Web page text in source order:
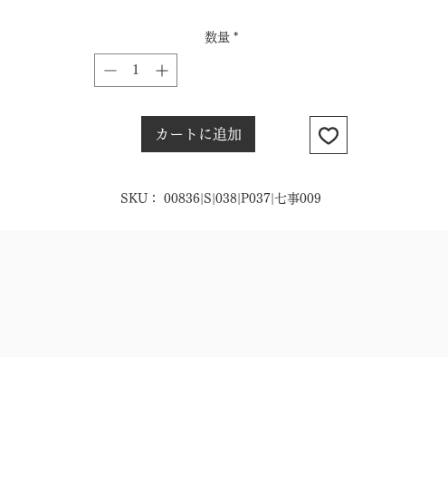
数量 *
カートに追加
SKU： 00836|S|038|P037|七事009